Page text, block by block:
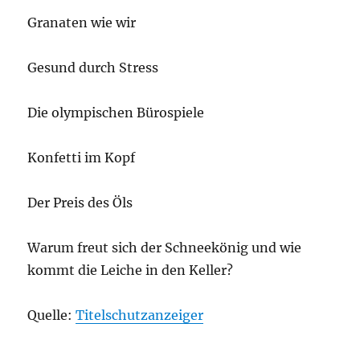
Granaten wie wir
Gesund durch Stress
Die olympischen Bürospiele
Konfetti im Kopf
Der Preis des Öls
Warum freut sich der Schneekönig und wie
kommt die Leiche in den Keller?
Quelle:Titelschutzanzeiger